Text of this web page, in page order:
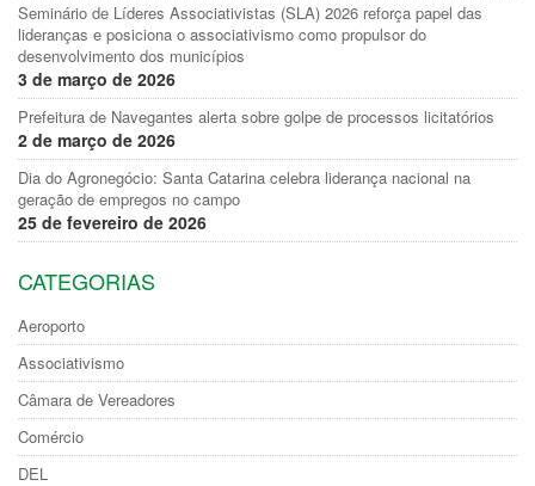
Seminário de Líderes Associativistas (SLA) 2026 reforça papel das
lideranças e posiciona o associativismo como propulsor do
desenvolvimento dos municípios
3 de março de 2026
Prefeitura de Navegantes alerta sobre golpe de processos licitatórios
2 de março de 2026
Dia do Agronegócio: Santa Catarina celebra liderança nacional na
geração de empregos no campo
25 de fevereiro de 2026
CATEGORIAS
Aeroporto
Associativismo
Câmara de Vereadores
Comércio
DEL